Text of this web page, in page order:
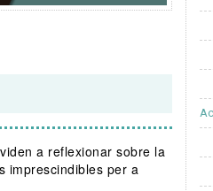
a reflexionar sobre la
imprescindibles per a